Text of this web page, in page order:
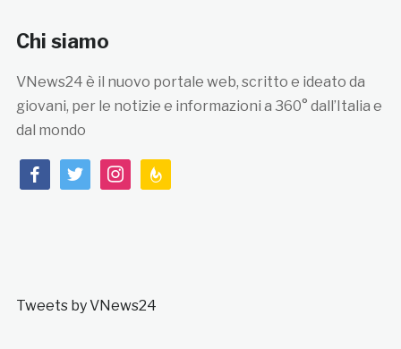
Chi siamo
VNews24 è il nuovo portale web, scritto e ideato da
giovani, per le notizie e informazioni a 360° dall’Italia e
dal mondo
facebooktwitterinstagramfeedburner
Tweets by VNews24